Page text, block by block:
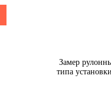
Замер
типа